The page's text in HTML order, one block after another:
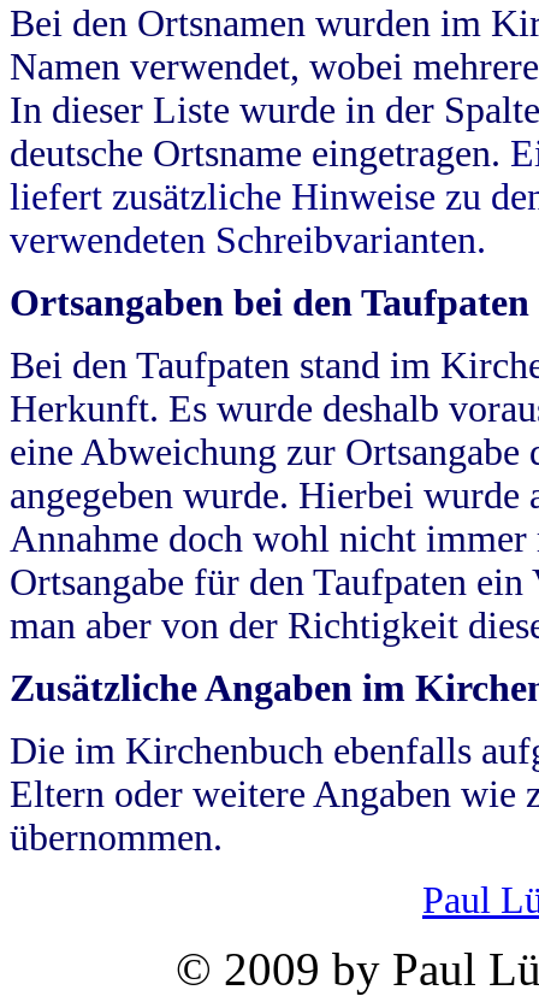
Bei den Ortsnamen wurden im
Namen verwendet, wobei
In dieser Liste wurde in der
deutsche Ortsname eingetragen.
liefert zusätzliche Hinweise zu
verwendeten Schreibvarianten.
Ortsangaben bei den Taufpaten
Bei den Taufpaten stand im
Herkunft. Es wurde deshalb
eine Abweichung zur
angegeben wurde. Hierbei wurde
Annahme doch wohl nicht
Ortsangabe für den Taufpaten
man aber von der Richtigkeit
Zusätzliche Angaben im
Die im Kirchenbuch ebenfalls
Eltern oder weitere Angaben wie
übernommen.
Paul
© 2009 by Paul